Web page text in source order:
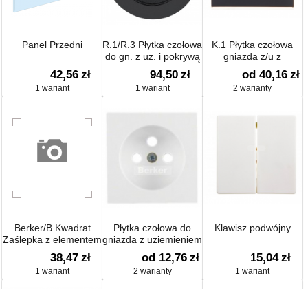
Panel Przedni
42,56 zł
1 wariant
R.1/R.3 Płytka czołowa
do gn. z uz. i pokrywą
cz
94,50 zł
1 wariant
K.1 Płytka czołowa
gniazda z/u z
przesłonami antracyt
mat lakierowany
3965757006
od 40,16 zł
2 warianty
Berker/B.Kwadrat
Zaślepka z elementem
centralnym,
przykręcanym połysk
38,47 zł
1 wariant
Płytka czołowa do
gniazda z uziemieniem
Q.1/Q.3 biały aksamit
3965766079
od 12,76 zł
2 warianty
Klawisz podwójny
15,04 zł
1 wariant